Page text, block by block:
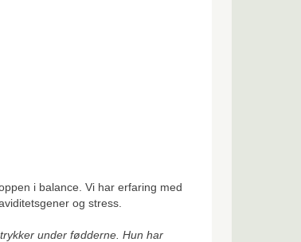
i balance. Vi har erfaring med
og stress.
under fødderne. Hun har